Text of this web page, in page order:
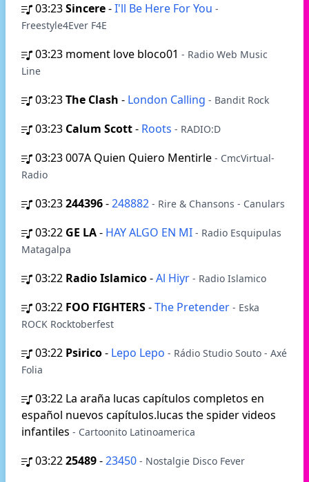
03:23Sincere-I'll Be Here For You -
Freestyle4Ever F4E
03:23 moment love bloco01 - Radio Web Music
Line
03:23The Clash - London Calling - Bandit Rock
03:23 Calum Scott- Roots - RADIO:D
03:23007A Quien Quiero Mentirle - CmcVirtual-
Radio
03:23244396-248882 - Rire & Chansons - Canulars
03:22 GE LA- HAY ALGO EN MI - Radio Esquipulas
Matagalpa
03:22 Radio Islamico-Al Hiyr - Radio Islamico
03:22 FOO FIGHTERS-The Pretender - Eska
ROCK Rocktoberfest
03:22 Psirico- Lepo Lepo - Rádio Studio Souto - Axé
Folia
03:22 La araña lucas capítulos completos en
español nuevos capítulos.lucas the spider videos
infantiles - Cartoonito Latinoamerica
03:2225489-23450 - Nostalgie Disco Fever